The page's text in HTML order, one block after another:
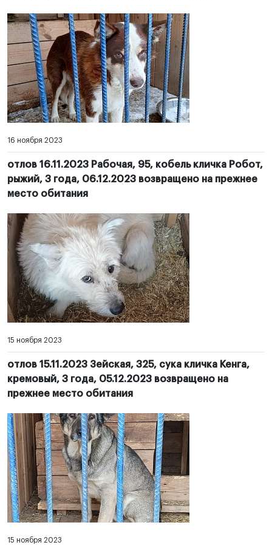
16 ноября 2023
отлов 16.11.2023 Рабочая, 95, кобель кличка Робот,
рыжий, 3 года, 06.12.2023 возвращено на прежнее
место обитания
15 ноября 2023
отлов 15.11.2023 Зейская, 325, сука кличка Кенга,
кремовый, 3 года, 05.12.2023 возвращено на
прежнее место обитания
15 ноября 2023